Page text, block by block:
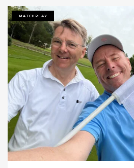
MATCHPLAY